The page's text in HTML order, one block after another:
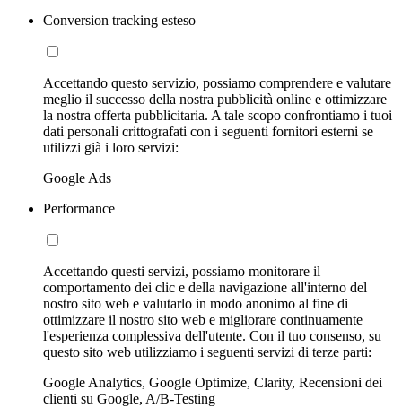
Conversion tracking esteso
Accettando questo servizio, possiamo comprendere e valutare
meglio il successo della nostra pubblicità online e ottimizzare
la nostra offerta pubblicitaria. A tale scopo confrontiamo i tuoi
dati personali crittografati con i seguenti fornitori esterni se
utilizzi già i loro servizi:
Google Ads
Performance
Accettando questi servizi, possiamo monitorare il
comportamento dei clic e della navigazione all'interno del
nostro sito web e valutarlo in modo anonimo al fine di
ottimizzare il nostro sito web e migliorare continuamente
l'esperienza complessiva dell'utente. Con il tuo consenso, su
questo sito web utilizziamo i seguenti servizi di terze parti:
Google Analytics, Google Optimize, Clarity, Recensioni dei
clienti su Google, A/B-Testing